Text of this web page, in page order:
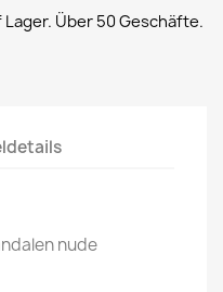
Über 50 Geschäfte.
nude